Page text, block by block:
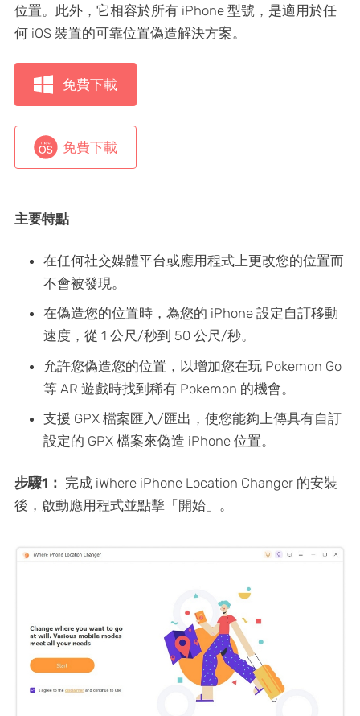
位置。此外，它相容於所有 iPhone 型號，是適用於任
何 iOS 裝置的可靠位置偽造解決方案。
免費下載
免費下載
主要特點
在任何社交媒體平台或應用程式上更改您的位置而
不會被發現。
在偽造您的位置時，為您的 iPhone 設定自訂移動
速度，從 1 公尺/秒到 50 公尺/秒。
允許您偽造您的位置，以增加您在玩 Pokemon Go
等 AR 遊戲時找到稀有 Pokemon 的機會。
支援 GPX 檔案匯入/匯出，使您能夠上傳具有自訂
設定的 GPX 檔案來偽造 iPhone 位置。
步驟1： 完成 iWhere iPhone Location Changer 的安裝
後，啟動應用程式並點擊「開始」。